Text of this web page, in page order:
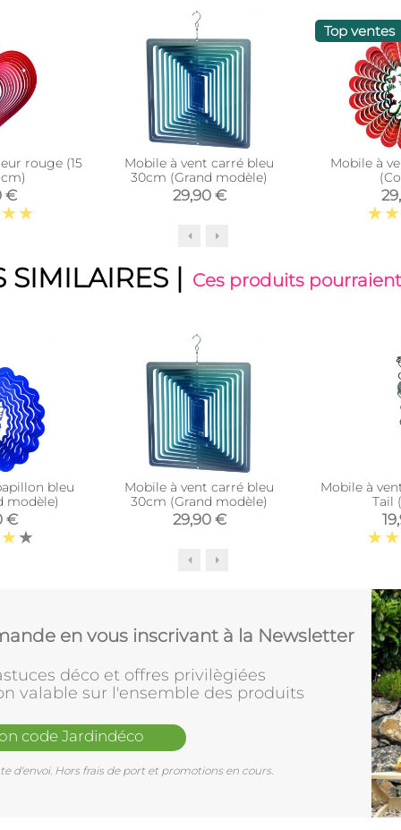
rouge (15
cm)
€
Mobile à vent carré bleu
30cm (Grand modèle)
29,90 €
Top ventes
Mobile à
SIMILAIRES | Ces produits
bleu
modèle)
€
Mobile à vent carré bleu
30cm (Grand modèle)
29,90 €
Mobile à
Tail
en vous inscrivant à la Newsletter
déco et offres privilègiées
valable sur l'ensemble des produits
code Jardindéco
d'envoi. Hors frais de port et promotions en cours.